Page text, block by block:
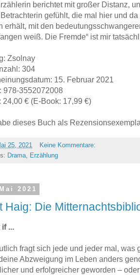
berichtet mit großer Distanz,
gefühlt, die mal hier und
erhält, mit den
weiß. Die Fremde“ ist mir
Zsolnay
304
15. Februar 2021
978-3552072008
24,00 € (E-Book: 17,99 €)
dieses Buch als
25, 2021
Keine Kommentare:
Drama, Erzählung
2021
Haig: Die
...
fragt sich jede und jeder mal, was
Abzweigung im Leben anders
und erfolgreicher geworden –